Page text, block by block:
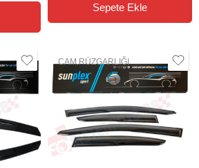
Sepete Ekle
CAM RÜZGARLIĞI